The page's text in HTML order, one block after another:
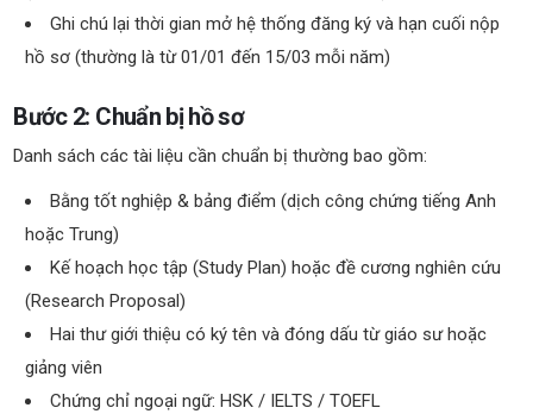
Ghi chú lại thời gian mở hệ thống đăng ký và hạn cuối nộp
hồ sơ (thường là từ 01/01 đến 15/03 mỗi năm)
Bước 2: Chuẩn bị hồ sơ
Danh sách các tài liệu cần chuẩn bị thường bao gồm:
Bằng tốt nghiệp & bảng điểm (dịch công chứng tiếng Anh
hoặc Trung)
Kế hoạch học tập (Study Plan) hoặc đề cương nghiên cứu
(Research Proposal)
Hai thư giới thiệu có ký tên và đóng dấu từ giáo sư hoặc
giảng viên
Chứng chỉ ngoại ngữ: HSK / IELTS / TOEFL